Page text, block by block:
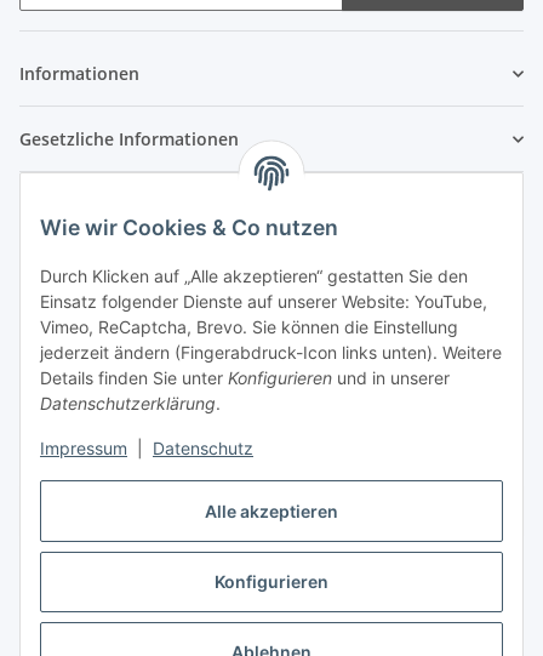
Alle akzeptieren
Konfigurieren
Wie wir Cookies & Co nutzen
Durch Klicken auf „Alle akzeptieren“ gestatten Sie den
Einsatz folgender Dienste auf unserer Website: YouTube,
Vimeo, ReCaptcha, Brevo. Sie können die Einstellung
jederzeit ändern (Fingerabdruck-Icon links unten). Weitere
Details finden Sie unter Konfigurieren und in unserer
Datenschutzerklärung.
Impressum Datenschutz
Informationen
Gesetzliche Informationen
Vertrag widerrufen
* Alle Preise inkl. gesetzlicher USt., zzgl.Versand